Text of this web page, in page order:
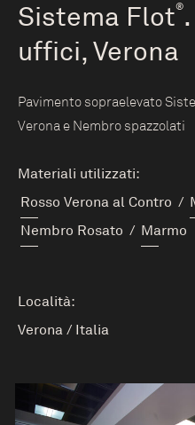
Sistema Flot®
uffici, Verona
Pavimento sopraelevato
Verona e Nembro spazzolati
Materiali utilizzati:
Rosso Verona al Contro /
Nembro Rosato / Marmo
Località:
Verona / Italia